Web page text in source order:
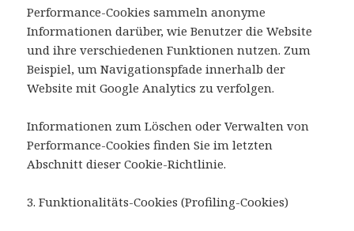
Performance-Cookies sammeln anonyme
Informationen darüber, wie Benutzer die Website
und ihre verschiedenen Funktionen nutzen. Zum
Beispiel, um Navigationspfade innerhalb der
Website mit Google Analytics zu verfolgen.
Informationen zum Löschen oder Verwalten von
Performance-Cookies finden Sie im letzten
Abschnitt dieser Cookie-Richtlinie.
3. Funktionalitäts-Cookies (Profiling-Cookies)